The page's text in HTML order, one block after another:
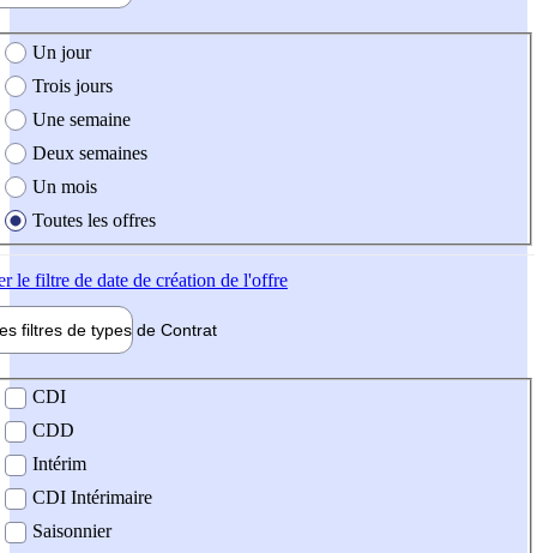
création de l'offre
Un jour
Trois jours
Une semaine
Deux semaines
Un mois
Toutes les offres
le filtre de date de création de l'offre
filtres de types de Contrat
contrat
CDI
CDD
Intérim
CDI Intérimaire
Saisonnier